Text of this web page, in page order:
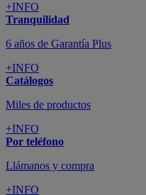
+INFO
Tranquilidad
6 años de Garantía Plus
+INFO
Catálogos
Miles de productos
+INFO
Por teléfono
Llámanos y compra
+INFO